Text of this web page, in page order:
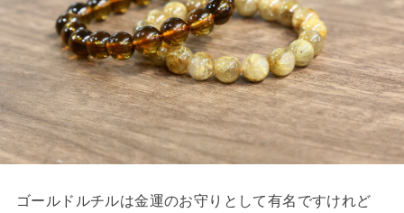
ゴールドルチルは金運のお守りとして有名ですけれど